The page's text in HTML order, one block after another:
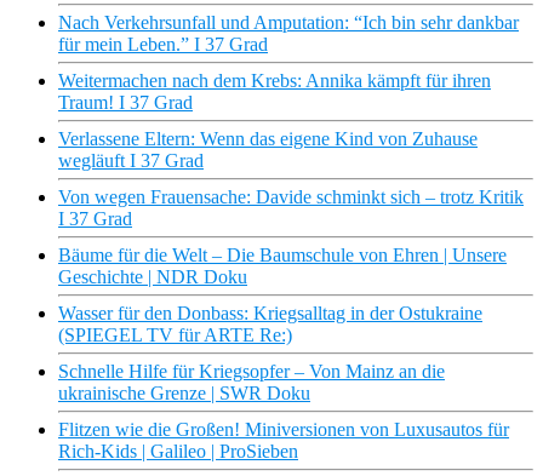
Nach Verkehrsunfall und Amputation: “Ich bin sehr dankbar
für mein Leben.” I 37 Grad
Weitermachen nach dem Krebs: Annika kämpft für ihren
Traum! I 37 Grad
Verlassene Eltern: Wenn das eigene Kind von Zuhause
wegläuft I 37 Grad
Von wegen Frauensache: Davide schminkt sich – trotz Kritik
I 37 Grad
Bäume für die Welt – Die Baumschule von Ehren | Unsere
Geschichte | NDR Doku
Wasser für den Donbass: Kriegsalltag in der Ostukraine
(SPIEGEL TV für ARTE Re:)
Schnelle Hilfe für Kriegsopfer – Von Mainz an die
ukrainische Grenze | SWR Doku
Flitzen wie die Großen! Miniversionen von Luxusautos für
Rich-Kids | Galileo | ProSieben